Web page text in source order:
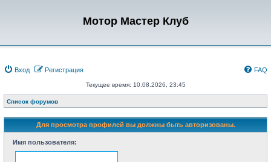
Мотор Мастер Клуб
Вход Регистрация FAQ
Текущее время: 10.08.2026, 23:45
Список форумов
Для просмотра профилей вы должны быть авторизованы.
Имя пользователя: